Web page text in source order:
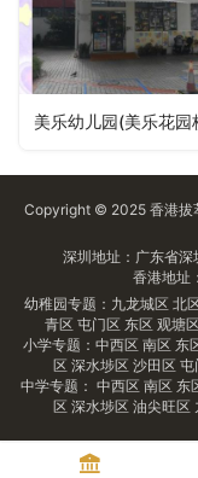
Copyright © 2025 香港拔
深圳地址：广东省
香港地址
幼稚园专题： 九龙城区 北
青区 屯门区 东区 观塘区
小学专题： 中西区 南区 东
区 深水埗区 沙田区 屯
中学专题： 中西区 南区 东
区 深水埗区 油尖旺区